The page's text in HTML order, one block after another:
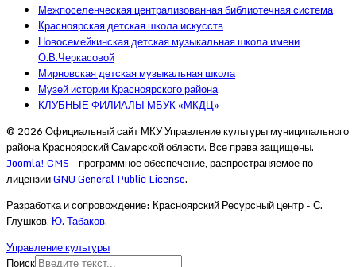
Межпоселенческая централизованная библиотечная система
Красноярская детская школа искусств
Новосемейкинская детская музыкальная школа имени
О.В.Черкасовой
Мирновская детская музыкальная школа
Музей истории Красноярского района
КЛУБНЫЕ ФИЛИАЛЫ МБУК «МКДЦ»
© 2026 Официальный сайт МКУ Управление культуры муниципального
района Красноярский Самарской области. Все права защищены.
Joomla! CMS - программное обеспечение, распространяемое по
лицензииGNU General Public License.
Разработка и сопровождение: Красноярский Ресурсный центр - С.
Глушков, Ю. Табаков.
Управление культуры
Поиск